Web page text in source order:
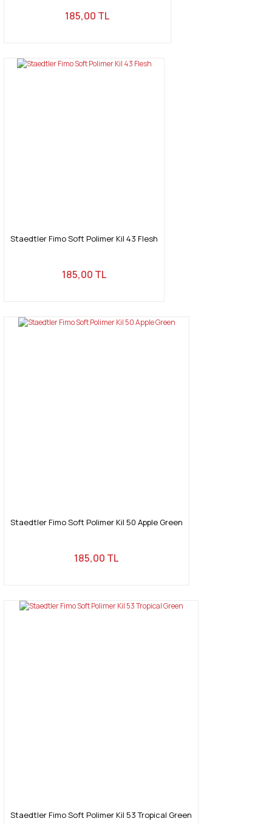
185,00 TL
Staedtler Fimo Soft Polimer Kil 43 Flesh
185,00 TL
Staedtler Fimo Soft Polimer Kil 50 Apple Green
185,00 TL
Staedtler Fimo Soft Polimer Kil 53 Tropical Green